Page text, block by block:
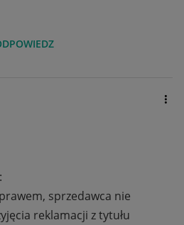
sprzedawca nie
reklamacji z tytułu